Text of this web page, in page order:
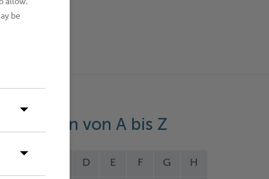
von A bis Z
D E F G H
be